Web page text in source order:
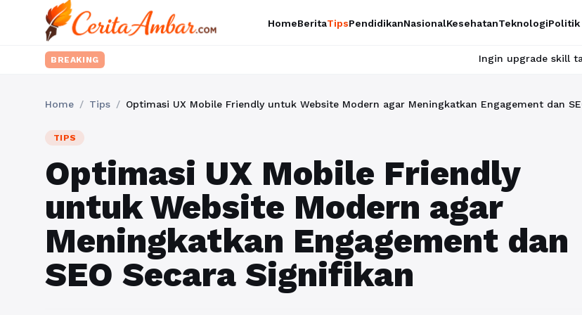
HomeBeritaTipsPendidikanNasionalKesehatanTeknologiPolitik
BREAKING Ingin upgrade skill tanpa ribet?
Home / Tips /
TIPS
Optimasi UX Mobile Friendly
untuk Website Modern agar
Meningkatkan Engagement dan
SEO Secara Signifikan